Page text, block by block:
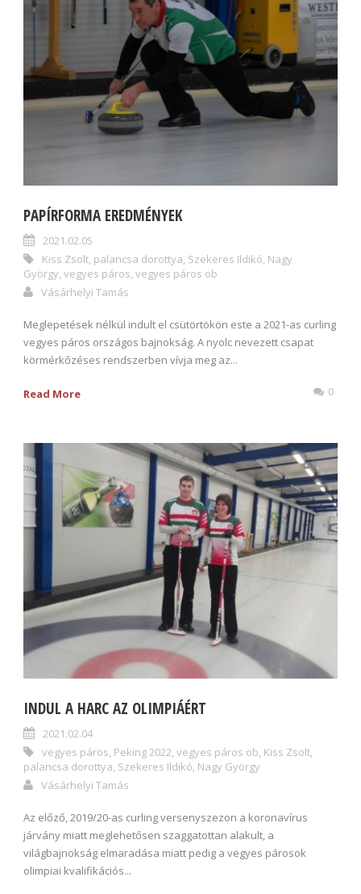
PAPÍRFORMA EREDMÉNYEK
2021.02.05
Kiss Zsolt, palancsa dorottya, Szekeres Ildikó, Nagy
György, vegyes páros, vegyes páros ob
Vásárhelyi Tamás
Meglepetések nélkül indult el csütörtökön este a 2021-as curling
vegyes páros országos bajnokság. A nyolc nevezett csapat
körmérkőzéses rendszerben vívja meg az...
Read More 0
INDUL A HARC AZ OLIMPIÁÉRT
2021.02.04
vegyes páros, Peking 2022, vegyes páros ob, Kiss Zsolt,
palancsa dorottya, Szekeres Ildikó, Nagy György
Vásárhelyi Tamás
Az előző, 2019/20-as curling versenyszezon a koronavírus
járvány miatt meglehetősen szaggatottan alakult, a
világbajnokság elmaradása miatt pedig a vegyes párosok
olimpiai kvalifikációs...